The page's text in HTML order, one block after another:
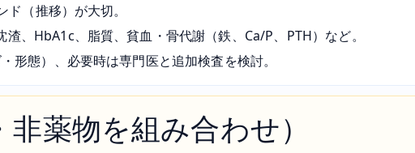
ド（推移）が大切。
渣、HbA1c、脂質、貧血・骨代謝（鉄、Ca/P、PTH）など。
形態）、必要時は専門医と追加検査を検討。
薬物を組み合わせ）